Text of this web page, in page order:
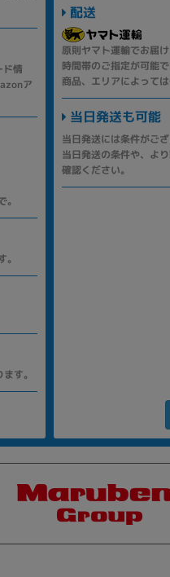
ド情
ア
す。
配送
原則ヤマト運輸でお届け
時間帯のご指定が可能
商品、エリアによって
当日発送も可能
当日発送には条件がござ
当日発送の条件や、よ
確認ください。